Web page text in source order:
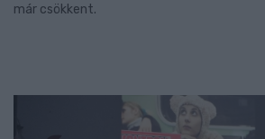
már csökkent.